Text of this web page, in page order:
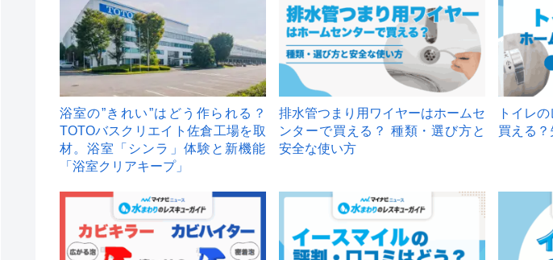
浴室の”きれい”はどう作られる？
TOTOバスクリエイト佐倉工場を取
材。浴室「シンラ」体験と新機能
「浴室クリアキープ」
排水管つまり用ワイヤーはホームセ
ンターで買える？ 種類・選び方と
安全な使い方
トイレ
買える